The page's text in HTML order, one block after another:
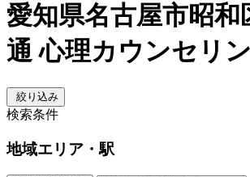
愛知県名古屋市昭和
通 心理カウンセリ
絞り込み
検索条件
地域エリア・駅